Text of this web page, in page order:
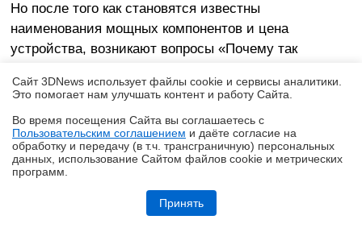
Обзор HUAWEI MatePad SE 11" (2026): тонкий металлический
планшет с раритетной начинкой
Но после того как становятся известны
наименования мощных компонентов и цена
устройства, возникают вопросы «Почему так
корпус?». Говоря иначе – одно с другим не сильно
его круга знакомых, которое, как известно, может не
совпадать не только с мнением редакции, но и с
мнением наших читателей и конечных покупателей
Сайт 3DNews использует файлы cookie и сервисы аналитики.
Это помогает нам улучшать контент и работу Cайта.
Во время посещения Cайта вы соглашаетесь с
Пользовательским соглашением и даёте согласие на
обработку и передачу (в т.ч. трансграничную) персональных
данных, использование Cайтом файлов cookie и метрических
программ.
Принять